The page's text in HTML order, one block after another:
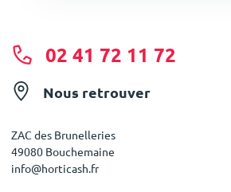
02 41 72 11 72
Nous retrouver
ZAC des Brunelleries
49080 Bouchemaine
info@horticash.fr